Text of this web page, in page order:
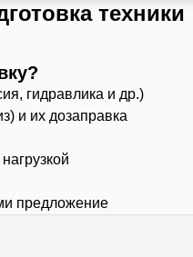
техники
гидравлика и др.)
и их дозаправка
предложение